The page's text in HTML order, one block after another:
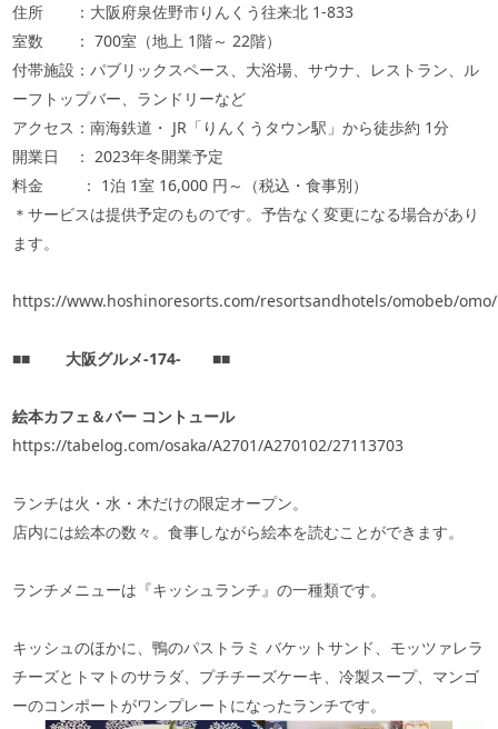
住所 ：大阪府泉佐野市りんくう往来北 1-833
室数 ： 700室（地上 1階～ 22階）
付帯施設：パブリックスペース、大浴場、サウナ、レストラン、ル
ーフトップバー、ランドリーなど
アクセス：南海鉄道・ JR 「りんくうタウン駅」から徒歩約 1分
開業日 ： 2023年冬開業予定
料金
： 1泊 1室 16,000 円～（税込・食事別）
＊サービスは提供予定のものです。予告なく変更になる場合があり
ます。
https://www.hoshinoresorts.com/resortsandhotels/omobeb/
■■ 大阪グルメ‐174‐ ■■
絵本カフェ＆バー コントュール
https://tabelog.com/osaka/A2701/A270102/27113703
ランチは火・水・木だけの限定オープン。
店内には絵本の数々。食事しながら絵本を読むことができます。
ランチメニューは『キッシュランチ』の一種類です。
キッシュのほかに、鴨のパストラミ バケットサンド、モッツァレラ
チーズとトマトのサラダ、プチチーズケーキ、冷製スープ、マンゴ
ーのコンポートがワンプレートになったランチです。